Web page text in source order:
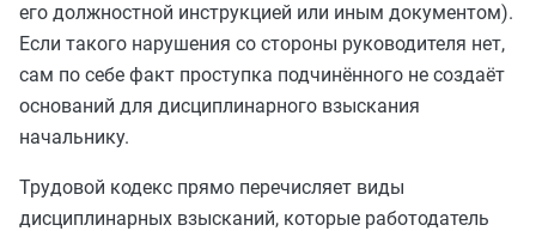
его должностной инструкцией или иным документом).
Если такого нарушения со стороны руководителя нет,
сам по себе факт проступка подчинённого не создаёт
оснований для дисциплинарного взыскания
начальнику.
Трудовой кодекс прямо перечисляет виды
дисциплинарных взысканий, которые работодатель